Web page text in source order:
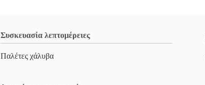
Συσκευασία λεπτομέρειες
Παλέτες χάλυβα